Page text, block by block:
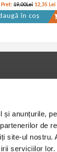
anunțurile,
de
site-ul nostru.
serviciilor lor.
Pret:19,00Lei 12,35 Lei
în coș